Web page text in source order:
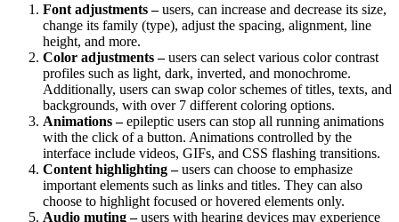
Font adjustments –users, can increase and decrease its size,
change its family (type), adjust the spacing, alignment, line
height, and more.
Color adjustments –users can select various color contrast
profiles such as light, dark, inverted, and monochrome.
Additionally, users can swap color schemes of titles, texts, and
backgrounds, with over 7 different coloring options.
Animations –epileptic users can stop all running animations
with the click of a button. Animations controlled by the
interface include videos, GIFs, and CSS flashing transitions.
Content highlighting –users can choose to emphasize
important elements such as links and titles. They can also
choose to highlight focused or hovered elements only.
Audio muting –users with hearing devices may experience